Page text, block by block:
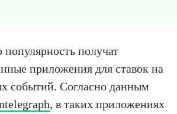
получат
приложения для ставок на
событий. Согласно данным
, в таких приложениях